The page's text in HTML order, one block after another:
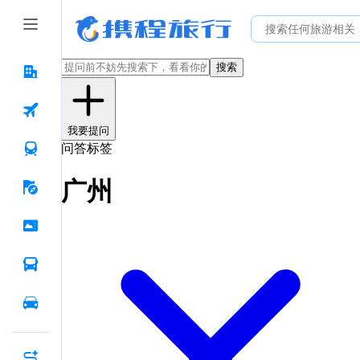
搜索
我要提问
问答标签
广州